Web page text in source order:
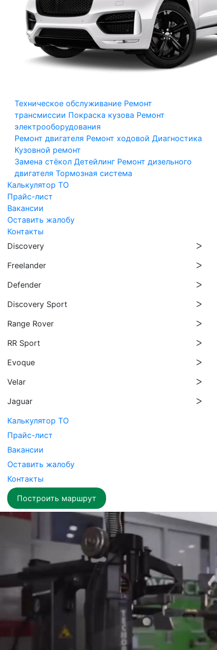
Техническое обслуживание Ремонт
трансмиссии Покраска кузова Ремонт
электрооборудования
Ремонт двигателя Ремонт ходовой Диагностика
Кузовной ремонт
Замена стёкол Детейлинг Ремонт дизельного
двигателя Тормозная система
Калькулятор ТО
Прайс-лист
Вакансии
Оставить жалобу
Контакты
Discovery
Freelander
Defender
Discovery Sport
Range Rover
RR Sport
Evoque
Velar
Jaguar
Калькулятор ТО
Прайс-лист
Вакансии
Оставить жалобу
Контакты
Построить маршрут